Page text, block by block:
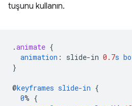
tuşunu kullanın.
.animate {
animation : slide-in 0.7s
}
@keyframes slide-in {
0% {